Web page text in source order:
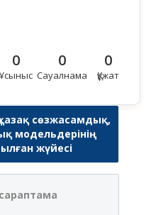
0
Ұсыныс
0
Сауалнама
0
Құжат
қазақ сөзжасамдық,
модельдерінің
жүйесі